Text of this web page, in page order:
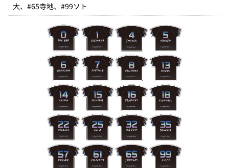
大、#65寺地、#99ソト